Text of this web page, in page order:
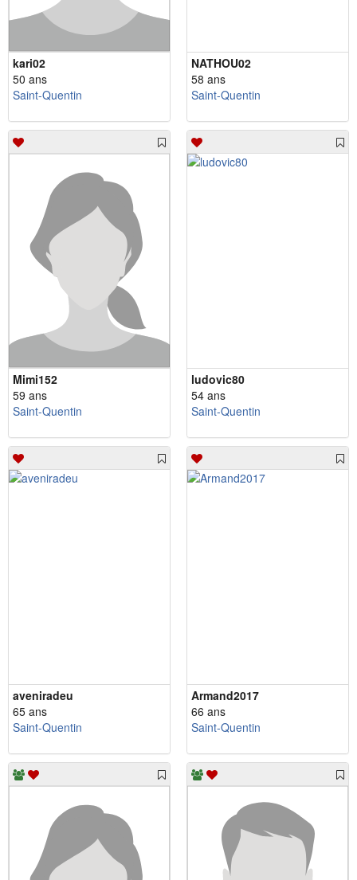
kari02
50 ans
Saint-Quentin
NATHOU02
58 ans
Saint-Quentin
Mimi152
59 ans
Saint-Quentin
ludovic80
54 ans
Saint-Quentin
aveniradeu
65 ans
Saint-Quentin
Armand2017
66 ans
Saint-Quentin